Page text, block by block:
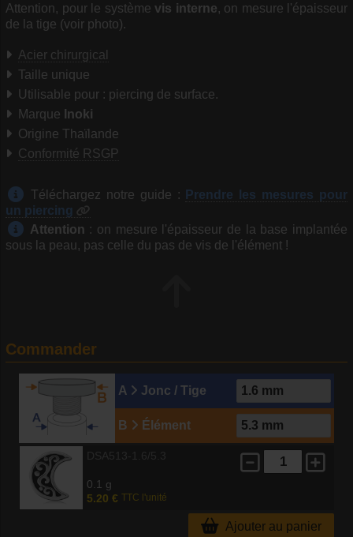
Attention, pour le système vis interne, on mesure l'épaisseur
de la tige (voir photo).
Acier chirurgical
Taille unique
Utilisable pour : piercing de surface.
Marque Inoki
Origine Thaïlande
Conformité RSGP
Téléchargez notre guide :
Prendre les mesures pour
un piercing
Attention : on mesure l'épaisseur de la base implantée
sous la peau, pas celle du pas de vis de l'élément !
Commander
A Jonc / Tige
B Élément
0.1 g
5.20 € TTC l'unité
Ajouter au panier